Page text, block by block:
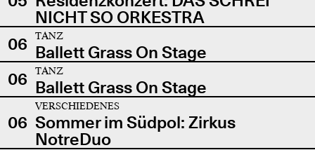
NICHT SO ORKESTRA
06
TANZ
Ballett Grass On Stage
06
TANZ
Ballett Grass On Stage
06
VERSCHIEDENES
Sommer im Südpol: Zirkus
NotreDuo